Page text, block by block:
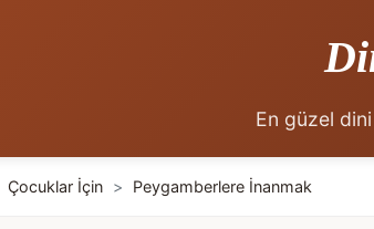
En güzel
Çocuklar İçin > Peygamberlere İnanmak